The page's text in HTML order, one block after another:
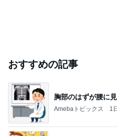
おすすめの記事
胸部のはずが腰に
Amebaトピックス 1